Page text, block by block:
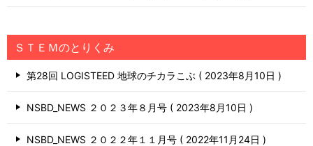
ＳＴＥＭのとりくみ
第28回 LOGISTEED 地球のチカラこぶ 2023年8月10日
NSBD_NEWS ２０２３年８月号 2023年8月10日
NSBD_NEWS ２０２２年１１月号 2022年11月24日